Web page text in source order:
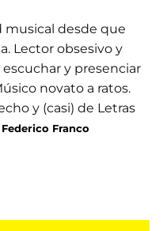
musical desde que
Lector obsesivo y
y presenciar
novato a ratos.
y (casi) de Letras
Franco